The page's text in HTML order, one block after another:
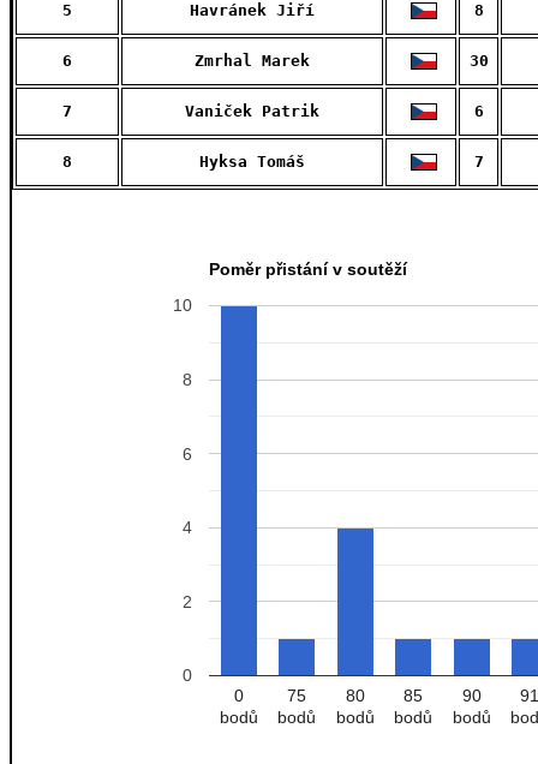
5 Havránek Jiří 8
6 Zmrhal Marek 30
7 Vaniček Patrik 6
8 Hyksa Tomáš 7
Poměr přistání v soutěží
0
bodů
75
bodů
80
bodů
85
bodů
90
bodů
0
2
4
6
8
10